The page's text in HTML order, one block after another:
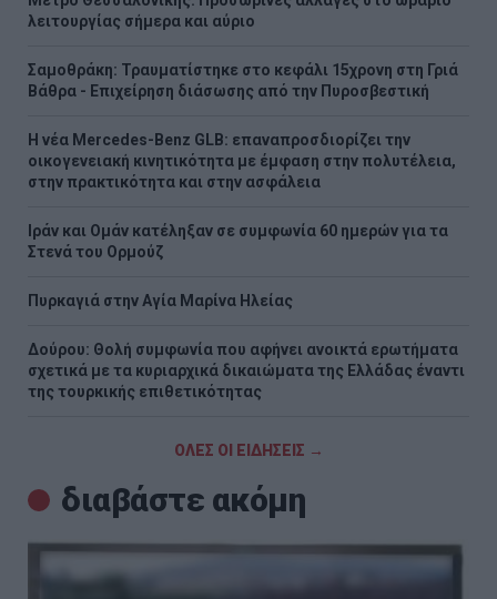
λειτουργίας σήμερα και αύριο
Σαμοθράκη: Τραυματίστηκε στο κεφάλι 15χρονη στη Γριά
Βάθρα - Επιχείρηση διάσωσης από την Πυροσβεστική
Η νέα Mercedes-Benz GLB: επαναπροσδιορίζει την
οικογενειακή κινητικότητα με έμφαση στην πολυτέλεια,
στην πρακτικότητα και στην ασφάλεια
Ιράν και Ομάν κατέληξαν σε συμφωνία 60 ημερών για τα
Στενά του Ορμούζ
Πυρκαγιά στην Aγία Μαρίνα Ηλείας
Δούρου: Θολή συμφωνία που αφήνει ανοικτά ερωτήματα
σχετικά με τα κυριαρχικά δικαιώματα της Ελλάδας έναντι
της τουρκικής επιθετικότητας
ΟΛΕΣ ΟΙ ΕΙΔΗΣΕΙΣ →
διαβάστε ακόμη